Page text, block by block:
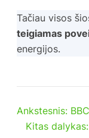
Tačiau visos
teigiamas
energijos.
Ankstesnis:
Kitas dalykas: